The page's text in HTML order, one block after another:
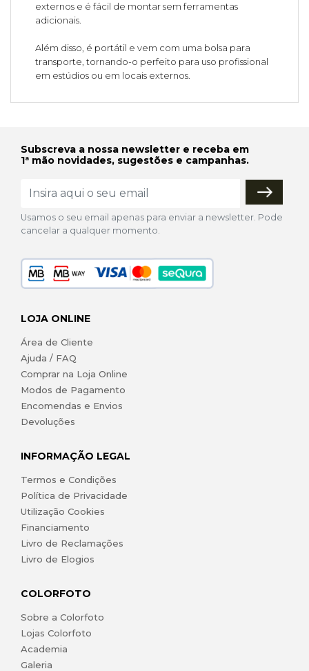
externos e é fácil de montar sem ferramentas
adicionais.
Além disso, é portátil e vem com uma bolsa para
transporte, tornando-o perfeito para uso profissional
em estúdios ou em locais externos.
Subscreva a nossa newsletter e receba em
1ª mão novidades, sugestões e campanhas.
Usamos o seu email apenas para enviar a newsletter. Pode
cancelar a qualquer momento.
LOJA ONLINE
Área de Cliente
Ajuda / FAQ
Comprar na Loja Online
Modos de Pagamento
Encomendas e Envios
Devoluções
INFORMAÇÃO LEGAL
Termos e Condições
Política de Privacidade
Utilização Cookies
Financiamento
Livro de Reclamações
Livro de Elogios
COLORFOTO
Sobre a Colorfoto
Lojas Colorfoto
Academia
Galeria